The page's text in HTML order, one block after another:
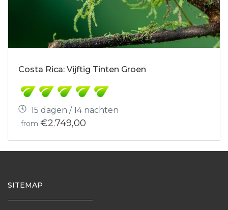
Costa Rica: Vijftig Tinten Groen
15 dagen / 14 nachten
from €2.749,00
SITEMAP